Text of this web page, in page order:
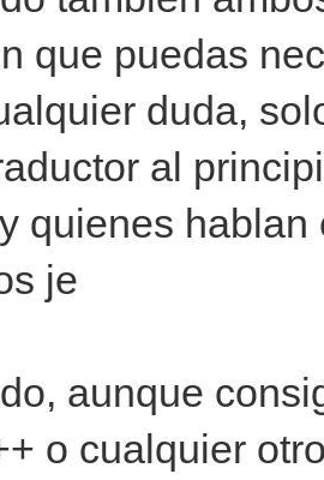
que puedas
duda,
al
quienes
je
aunque
o cualquier